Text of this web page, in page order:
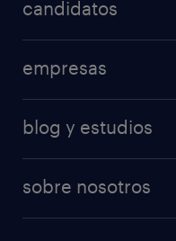
candidatos
empresas
blog y estudios
sobre nosotros